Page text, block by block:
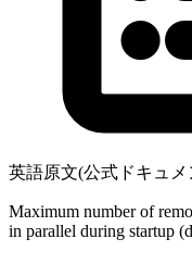
英語原文(公式ドキュメ
Maximum number of
in parallel during startup